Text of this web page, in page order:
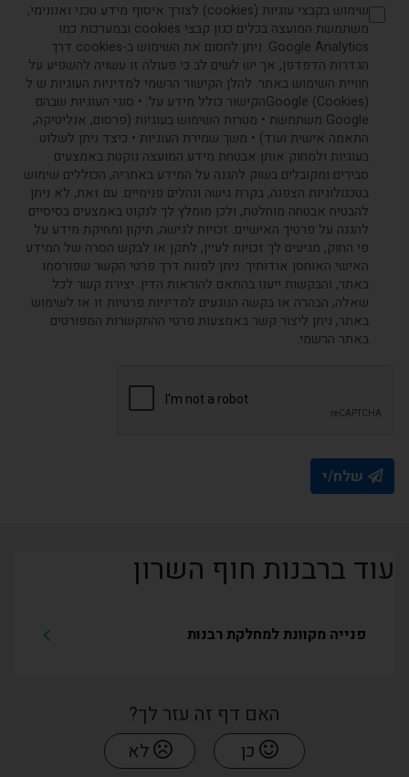
שימוש בקבצי עוגיות (cookies) לצורך איסוף מידע טכני ואנונימי,
משתמשת המועצה בכלים כגון קבצי cookies ובמערכות כמו
Google Analytics. ניתן לחסום את השימוש ב-cookies דרך
הגדרות הדפדפן, אך יש לשים לב כי פעולה זו עשויה להשפיע על
חוויית השימוש באתר. להלן הקישור הרשמי למדיניות העוגיות ש ל
(Cookies) Googleהקישור כולל מידע על: • סוגי העוגיות שבהם
Google משתמשת • מטרות השימוש בעוגיות (פרסום, אנליטיקה,
התאמה אישית ועוד) • משך שמירת העוגיות • כיצד ניתן לשלוט
בעוגיות ולמחוק אותן אבטחת מידע המועצה נוקטת באמצעים
סבירים ומקובלים בשוק להגנה על המידע באתריה, הכוללים שימוש
בטכנולוגיות הצפנה, בקרת גישה ונהלים פנימיים. עם זאת, לא ניתן
להבטיח אבטחה מוחלטת, ולכן מומלץ לך לנקוט באמצעים בסיסיים
להגנה על פרטיך האישיים. זכויות לגישה, תיקון ומחיקת מידע על
פי החוק, מגיעים לך זכויות לעיין, לתקן או לבקש הסרה של המידע
האישי האוחסן אודותיך. ניתן לפנות דרך פרטי הקשר שפורסמו
באתר, והבקשות ייענו בהתאם להוראות הדין. יצירת קשר לכל
שאלה, הבהרה או בקשה הנוגעים למדיניות פרטיות זו או לשימוש
באתר, ניתן ליצור קשר באמצעות פרטי ההתקשרות המפורטים
באתר הרשמי.
שלח/י
עוד ברבנות חוף השרון
פנייה מקוונת למחלקת רבנות
האם דף זה עזר לך?
כן לא